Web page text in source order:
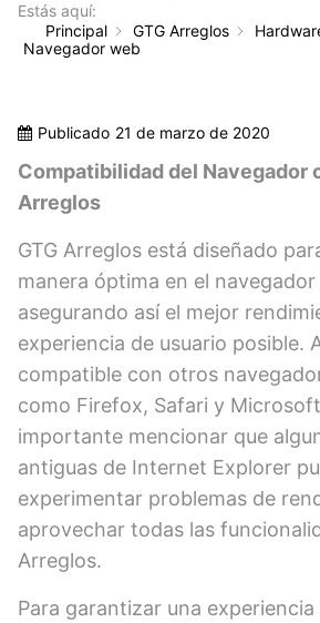
Estás aquí:
Principal
GTG Arreglos
Navegador web
Publicado 21 de marzo de 2020
Compatibilidad del Navegador
Arreglos
GTG Arreglos está diseñado
manera óptima en el
asegurando así el mejor
experiencia de usuario posible.
compatible con otros
como Firefox, Safari y
importante mencionar que
antiguas de Internet Explorer
experimentar problemas de
aprovechar todas las
Arreglos.
Para garantizar una experiencia